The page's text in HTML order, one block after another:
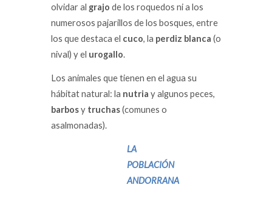
olvidar al grajo de los roquedos ni a los
numerosos pajarillos de los bosques, entre
los que destaca el cuco, la perdiz blanca (o
nival) y el urogallo.
Los animales que tienen en el agua su
hábitat natural: la nutria y algunos peces,
barbosy truchas(comunes o
asalmonadas).
LA
POBLACIÓN
ANDORRANA